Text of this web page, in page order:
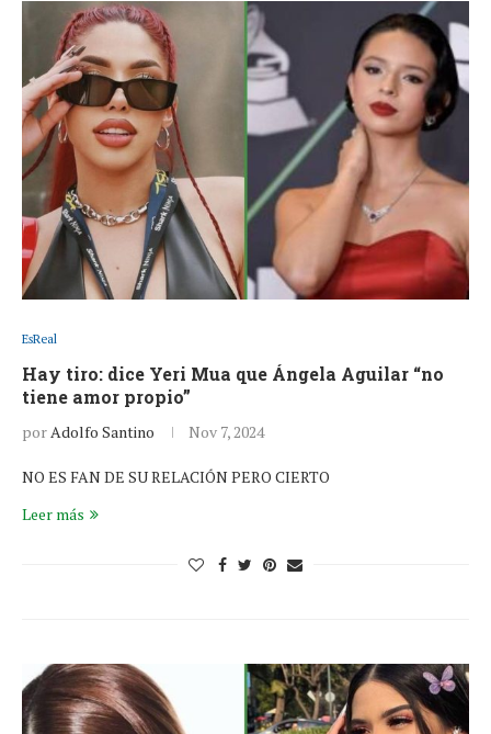
EsReal
Hay tiro: dice Yeri Mua que Ángela Aguilar “no
tiene amor propio”
porAdolfo Santino Nov 7, 2024
NO ES FAN DE SU RELACIÓN PERO CIERTO
Leer más